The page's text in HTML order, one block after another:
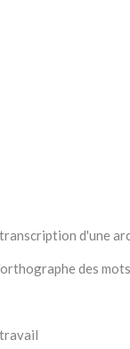
d'une
des